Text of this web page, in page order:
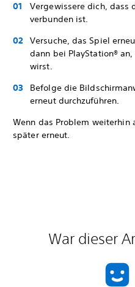
Vergewissere dich, dass
verbunden ist.
Versuche, das Spiel
dann bei PlayStation®
wirst.
Befolge die
erneut durchzuführen.
Wenn das Problem
später erneut.
War dieser